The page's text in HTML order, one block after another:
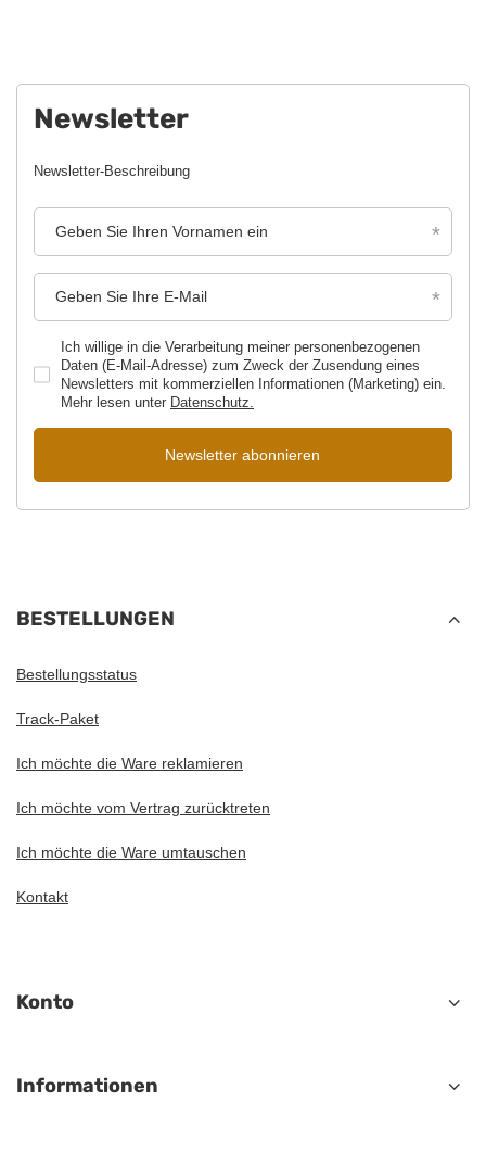
Newsletter
Newsletter-Beschreibung
Geben Sie Ihren Vornamen ein
Geben Sie Ihre E-Mail
Ich willige in die Verarbeitung meiner personenbezogenen
Daten (E-Mail-Adresse) zum Zweck der Zusendung eines
Newsletters mit kommerziellen Informationen (Marketing) ein.
Mehr lesen unter Datenschutz.
Newsletter abonnieren
BESTELLUNGEN
Bestellungsstatus
Track-Paket
Ich möchte die Ware reklamieren
Ich möchte vom Vertrag zurücktreten
Ich möchte die Ware umtauschen
Kontakt
Konto
Informationen